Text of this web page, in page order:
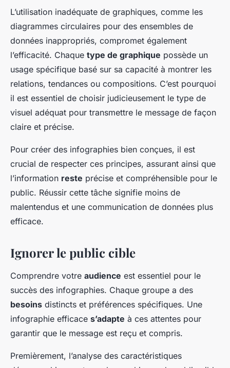
L’utilisation inadéquate de graphiques, comme les
diagrammes circulaires pour des ensembles de
données inappropriés, compromet également
l’efficacité. Chaque type de graphique possède un
usage spécifique basé sur sa capacité à montrer les
relations, tendances ou compositions. C’est pourquoi
il est essentiel de choisir judicieusement le type de
visuel adéquat pour transmettre le message de façon
claire et précise.
Pour créer des infographies bien conçues, il est
crucial de respecter ces principes, assurant ainsi que
l’information reste précise et compréhensible pour le
public. Réussir cette tâche signifie moins de
malentendus et une communication de données plus
efficace.
Ignorer le public cible
Comprendre votre audience est essentiel pour le
succès des infographies. Chaque groupe a des
besoins distincts et préférences spécifiques. Une
infographie efficace s’adapte à ces attentes pour
garantir que le message est reçu et compris.
Premièrement, l’analyse des caractéristiques